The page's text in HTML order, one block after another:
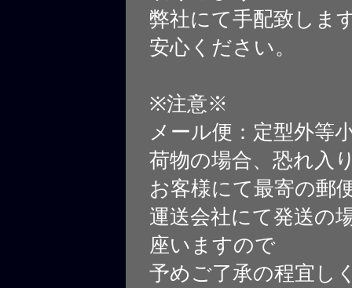
弊社にて手配致しま
安心ください。
※注意※
メール便：定型外等
荷物の場合、恐れ入
お客様にて最寄の郵
運送会社にて発送の
座いますので
予めご了承の程宜し